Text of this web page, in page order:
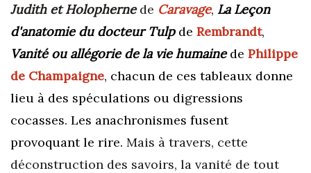
Judith et Holopherne de Caravage, La Leçon
d'anatomie du docteur Tulpde Rembrandt,
Vanité ou allégorie de la vie humainede Philippe
de Champaigne, chacun de ces tableaux donne
lieu à des spéculations ou digressions
cocasses. Les anachronismes fusent
provoquant le rire. Mais à travers, cette
déconstruction des savoirs, la vanité de tout